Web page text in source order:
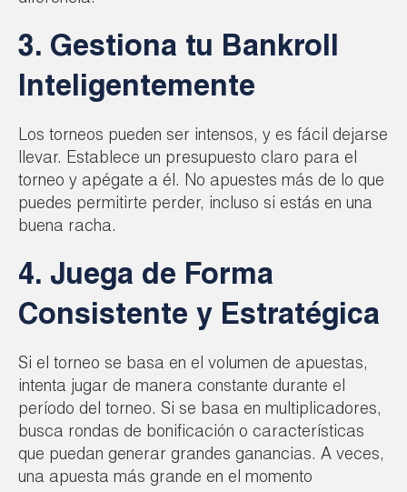
3. Gestiona tu Bankroll
Inteligentemente
Los torneos pueden ser intensos, y es fácil dejarse
llevar. Establece un presupuesto claro para el
torneo y apégate a él. No apuestes más de lo que
puedes permitirte perder, incluso si estás en una
buena racha.
4. Juega de Forma
Consistente y Estratégica
Si el torneo se basa en el volumen de apuestas,
intenta jugar de manera constante durante el
período del torneo. Si se basa en multiplicadores,
busca rondas de bonificación o características
que puedan generar grandes ganancias. A veces,
una apuesta más grande en el momento